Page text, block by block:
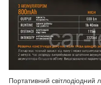
Портативний світлодіодний